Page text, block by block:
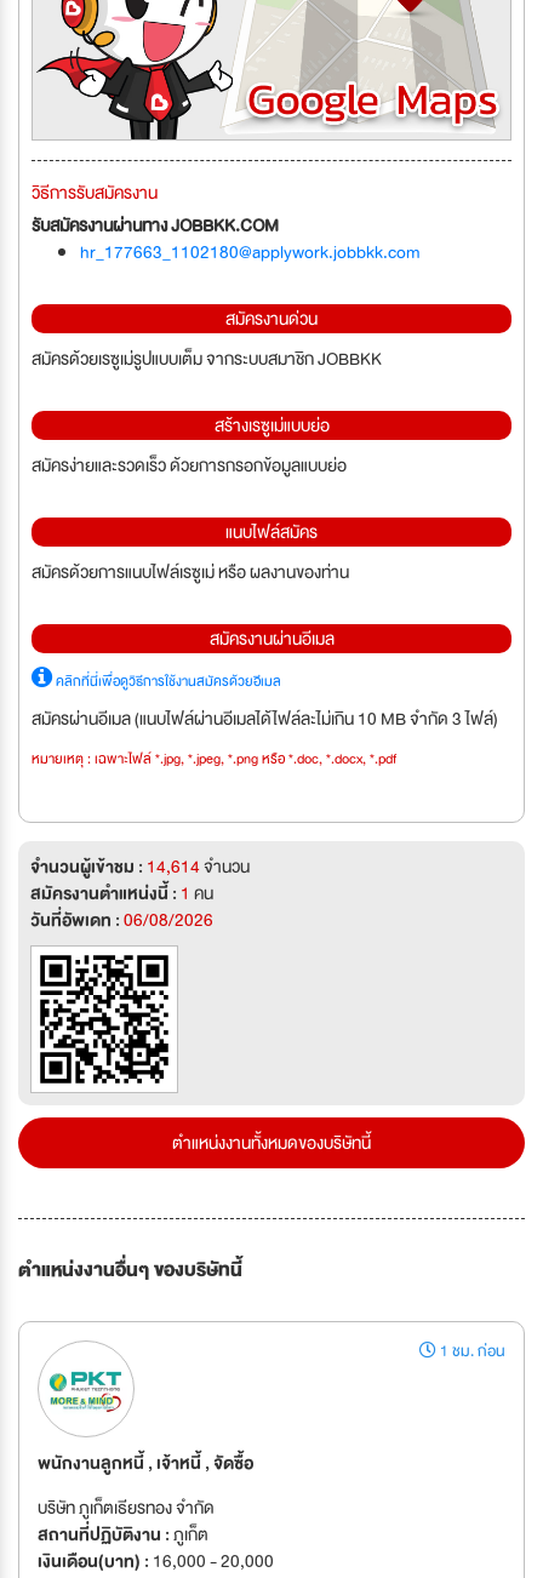
วิธีการรับสมัครงาน
รับสมัครงานผ่านทาง JOBBKK.COM
hr_177663_1102180@applywork.jobbkk.com
สมัครงานด่วน
สมัครด้วยเรซูเม่รูปแบบเต็ม จากระบบสมาชิก JOBBKK
สร้างเรซูเม่แบบย่อ
สมัครง่ายและรวดเร็ว ด้วยการกรอกข้อมูลแบบย่อ
แนบไฟล์สมัคร
สมัครด้วยการแนบไฟล์เรซูเม่ หรือ ผลงานของท่าน
สมัครงานผ่านอีเมล
คลิกที่นี่เพื่อดูวิธีการใช้งานสมัครด้วยอีเมล
สมัครผ่านอีเมล (แนบไฟล์ผ่านอีเมลได้ไฟล์ละไม่เกิน 10 MB จำกัด 3 ไฟล์)
หมายเหตุ : เฉพาะไฟล์ *.jpg, *.jpeg, *.png หรือ *.doc, *.docx, *.pdf
จำนวนผู้เข้าชม : 14,614จำนวน
สมัครงานตำแหน่งนี้ : 1 คน
วันที่อัพเดท :06/08/2026
ตำแหน่งงานทั้งหมดของบริษัทนี้
ตำแหน่งงานอื่นๆ ของบริษัทนี้
1 ชม. ก่อน
พนักงานลูกหนี้ , เจ้าหนี้ , จัดซื้อ
บริษัท ภูเก็ตเธียรทอง จำกัด
สถานที่ปฏิบัติงาน :ภูเก็ต
เงินเดือน(บาท) : 16,000 - 20,000